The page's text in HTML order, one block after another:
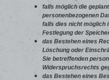
falls möglich die
personenbezogenen
falls dies nicht möglich
Festlegung der
das Bestehen eines
Löschung oder
Sie betreffenden
Widerspruchsrechts
das Bestehen eines